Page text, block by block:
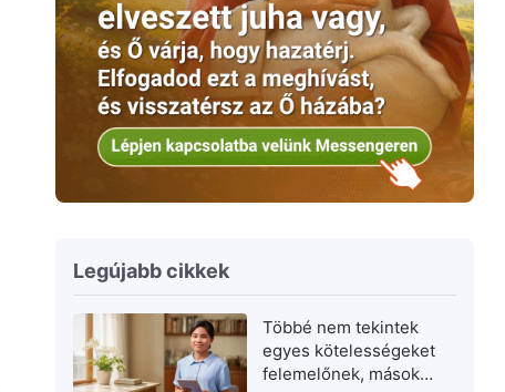
Legújabb cikkek
Többé nem tekintek
egyes kötelességeket
felemelőnek, másokat